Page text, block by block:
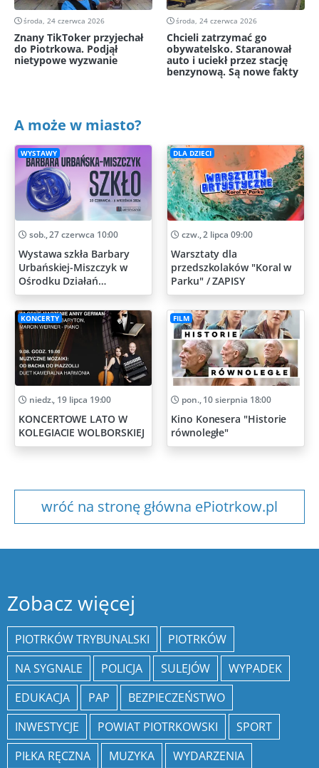
środa, 24 czerwca 2026
Znany TikToker przyjechał
do Piotrkowa. Podjął
nietypowe wyzwanie
środa, 24 czerwca 2026
Chcieli zatrzymać go
obywatelsko. Staranował
auto i uciekł przez stację
benzynową. Są nowe fakty
A może w miasto?
WYSTAWY
sob., 27 czerwca 10:00
Wystawa szkła Barbary
Urbańskiej-Miszczyk w
Ośrodku Działań
Artystycznych
DLA DZIECI
czw., 2 lipca 09:00
Warsztaty dla
przedszkolaków "Koral w
Parku" / ZAPISY
KONCERTY
niedz., 19 lipca 19:00
KONCERTOWE LATO W
KOLEGIACIE WOLBORSKIEJ
FILM
pon., 10 sierpnia 18:00
Kino Konesera "Historie
równoległe"
wróć na stronę główna ePiotrkow.pl
Zobacz więcej
PIOTRKÓW TRYBUNALSKI
PIOTRKÓW
NA SYGNALE
POLICJA SULEJÓW
WYPADEK
EDUKACJA
PAP
BEZPIECZEŃSTWO
INWESTYCJE
POWIAT PIOTRKOWSKI
SPORT
PIŁKA RĘCZNA
MUZYKA
WYDARZENIA